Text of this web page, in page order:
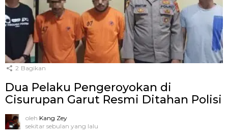
2 Bagikan
Dua Pelaku Pengeroyokan di
Cisurupan Garut Resmi Ditahan Polisi
oleh Kang Zey
sekitar sebulan yang lalu